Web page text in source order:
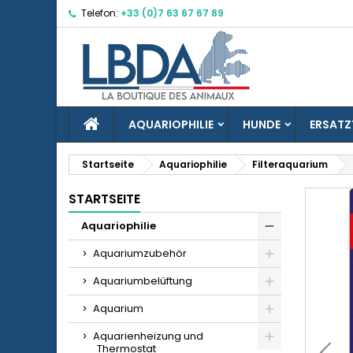
Telefon: +33 (0)7 63 67 67 89
STARTSEITE
AQUARIOPHILIE HUNDE
Startseite Aquariophilie Filteraquarium
STARTSEITE
Aquariophilie
Aquariumzubehör
Aquariumbelüftung
Aquarium
Aquarienheizung und
Thermostat